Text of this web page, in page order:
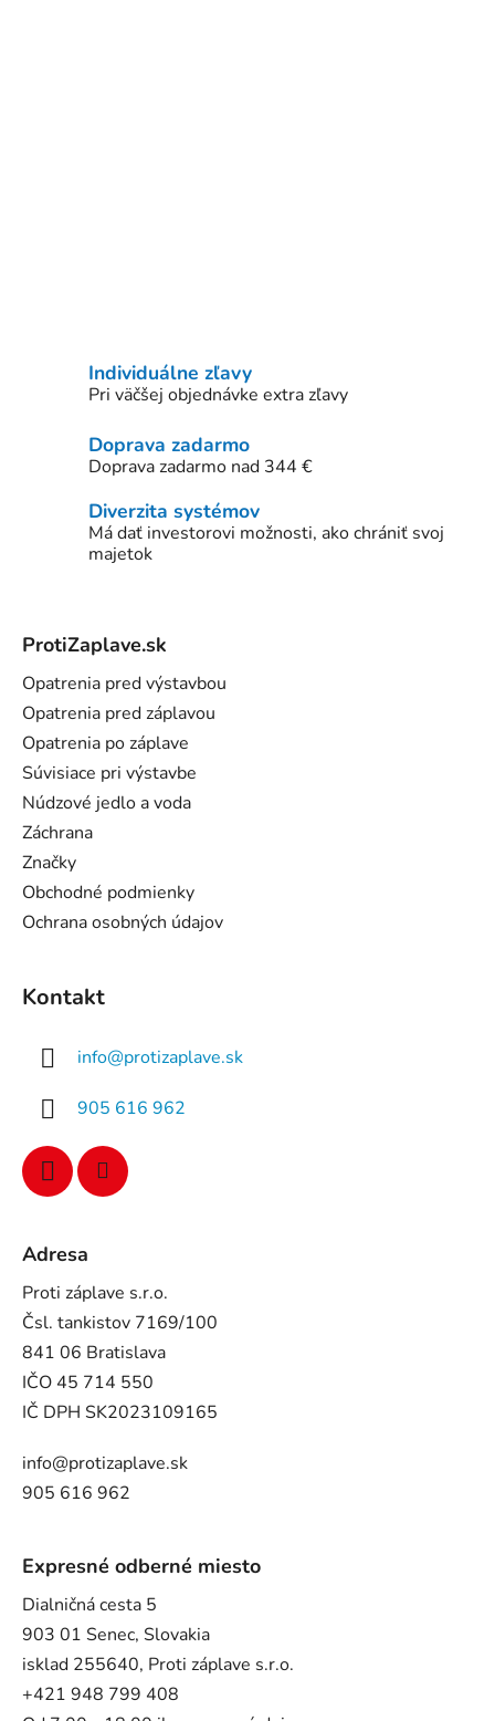
Individuálne zľavy
Pri väčšej objednávke extra zľavy
Doprava zadarmo
Doprava zadarmo nad 344 €
Diverzita systémov
Má dať investorovi možnosti, ako chrániť svoj
majetok
ProtiZaplave.sk
Opatrenia pred výstavbou
Opatrenia pred záplavou
Opatrenia po záplave
Súvisiace pri výstavbe
Núdzové jedlo a voda
Záchrana
Značky
Obchodné podmienky
Ochrana osobných údajov
Kontakt
info@protizaplave.sk
905 616 962
Adresa
Proti záplave s.r.o.
Čsl. tankistov 7169/100
841 06 Bratislava
IČO 45 714 550
IČ DPH SK2023109165
info@protizaplave.sk
905 616 962
Expresné odberné miesto
Dialničná cesta 5
903 01 Senec, Slovakia
isklad 255640, Proti záplave s.r.o.
+421 948 799 408